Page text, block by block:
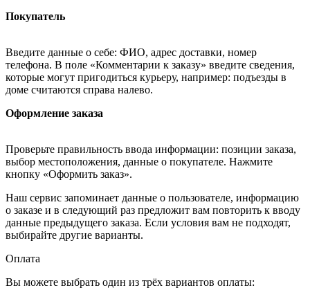
Покупатель
Введите данные о себе: ФИО, адрес доставки, номер
телефона. В поле «Комментарии к заказу» введите сведения,
которые могут пригодиться курьеру, например: подъезды в
доме считаются справа налево.
Оформление заказа
Проверьте правильность ввода информации: позиции заказа,
выбор местоположения, данные о покупателе. Нажмите
кнопку «Оформить заказ».
Наш сервис запоминает данные о пользователе, информацию
о заказе и в следующий раз предложит вам повторить к вводу
данные предыдущего заказа. Если условия вам не подходят,
выбирайте другие варианты.
Оплата
Вы можете выбрать один из трёх вариантов оплаты: